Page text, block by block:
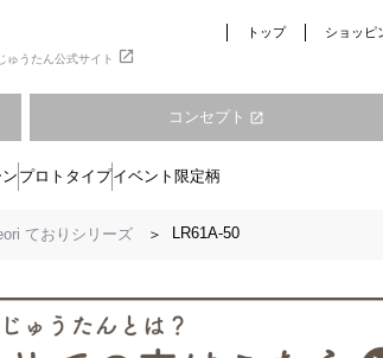
ゅうたん公式サイト open_in_new
トップ ショッピ
コンセプト open_in_new
プロトタイプイベント限定柄
ておりシリーズ LR61A-50